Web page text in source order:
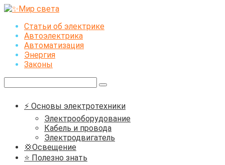
Перейти
контентуСтатьи об электрике
Автоэлектрика
Автоматизация
Энергия
Законы
⚡ Основы электротехники
Электрооборудование
Кабель и провода
Электродвигатель
💢Освещение
⭐ Полезно знать